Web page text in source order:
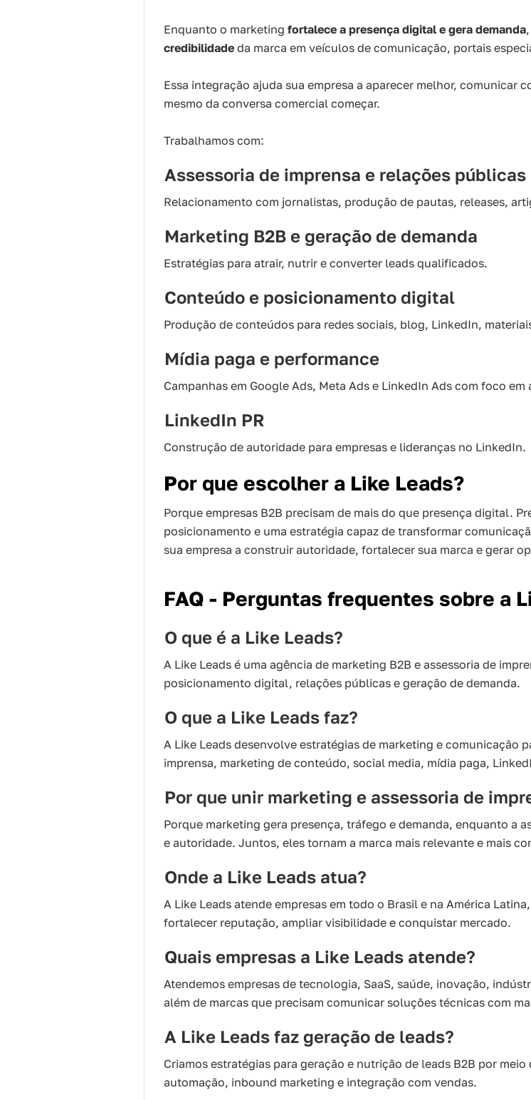
Enquanto o marketing fortalece a presença digital e gera demanda
credibilidade da marca em veículos de comunicação, portais
Essa integração ajuda sua empresa a aparecer melhor, comunicar
mesmo da conversa comercial começar.
Trabalhamos com:
Assessoria de imprensa e relações públicas
Relacionamento com jornalistas, produção de pautas, releases,
Marketing B2B e geração de demanda
Estratégias para atrair, nutrir e converter leads qualificados.
Conteúdo e posicionamento digital
Produção de conteúdos para redes sociais, blog, LinkedIn,
Mídia paga e performance
Campanhas em Google Ads, Meta Ads e LinkedIn Ads com foco
LinkedIn PR
Construção de autoridade para empresas e lideranças no LinkedIn.
Por que escolher a Like Leads?
Porque empresas B2B precisam de mais do que presença digital.
posicionamento e uma estratégia capaz de transformar
sua empresa a construir autoridade, fortalecer sua marca e gerar
FAQ - Perguntas frequentes sobre a
O que é a Like Leads?
A Like Leads é uma agência de marketing B2B e assessoria de
posicionamento digital, relações públicas e geração de demanda.
O que a Like Leads faz?
A Like Leads desenvolve estratégias de marketing e comunicação
imprensa, marketing de conteúdo, social media, mídia paga,
Por que unir marketing e assessoria de
Porque marketing gera presença, tráfego e demanda, enquanto a
e autoridade. Juntos, eles tornam a marca mais relevante e mais
Onde a Like Leads atua?
A Like Leads atende empresas em todo o Brasil e na América
fortalecer reputação, ampliar visibilidade e conquistar mercado.
Quais empresas a Like Leads atende?
Atendemos empresas de tecnologia, SaaS, saúde, inovação,
além de marcas que precisam comunicar soluções técnicas com
A Like Leads faz geração de leads?
Criamos estratégias para geração e nutrição de leads B2B por
automação, inbound marketing e integração com vendas.